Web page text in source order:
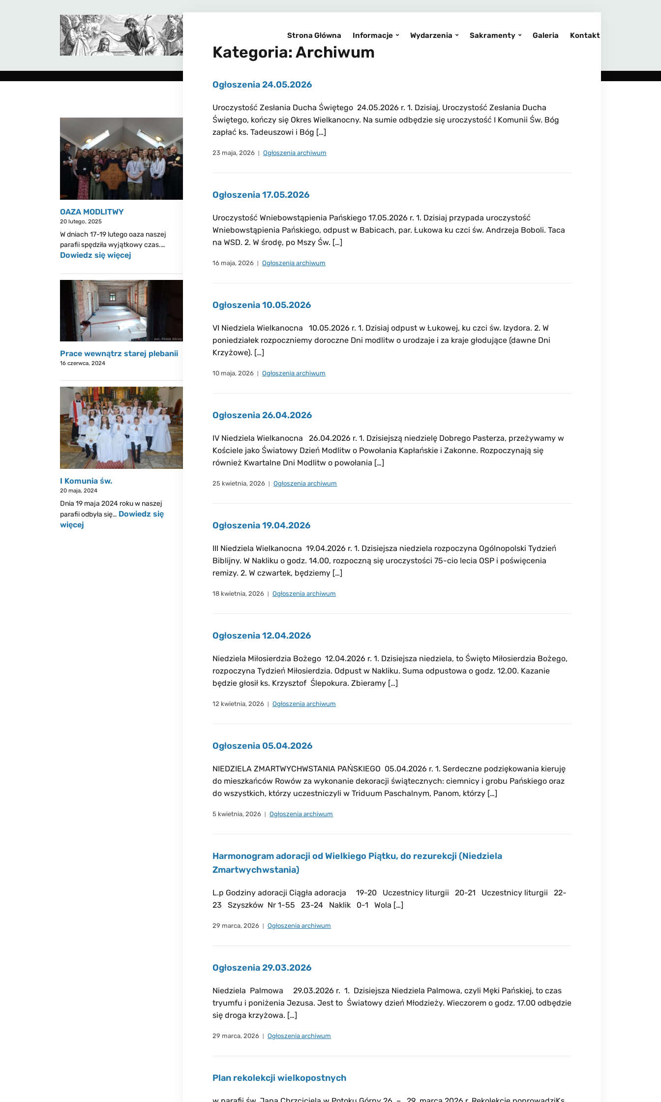
Strona Główna Informacje Wydarzenia Sakramenty Galeria Kontakt
Kategoria:Archiwum
Ogłoszenia 24.05.2026
Uroczystość Zesłania Ducha Świętego 24.05.2026 r. 1. Dzisiaj, Uroczystość Zesłania Ducha
Świętego, kończy się Okres Wielkanocny. Na sumie odbędzie się uroczystość I Komunii Św. Bóg
zapłać ks. Tadeuszowi i Bóg […]
23 maja, 2026 Ogłoszenia archiwum
Ogłoszenia 17.05.2026
Uroczystość Wniebowstąpienia Pańskiego 17.05.2026 r. 1. Dzisiaj przypada uroczystość
Wniebowstąpienia Pańskiego, odpust w Babicach, par. Łukowa ku czci św. Andrzeja Boboli. Taca
na WSD. 2. W środę, po Mszy Św. […]
16 maja, 2026 Ogłoszenia archiwum
Ogłoszenia 10.05.2026
VI Niedziela Wielkanocna 10.05.2026 r. 1. Dzisiaj odpust w Łukowej, ku czci św. Izydora. 2. W
poniedziałek rozpoczniemy doroczne Dni modlitw o urodzaje i za kraje głodujące (dawne Dni
Krzyżowe). […]
10 maja, 2026 Ogłoszenia archiwum
Ogłoszenia 26.04.2026
IV Niedziela Wielkanocna 26.04.2026 r. 1. Dzisiejszą niedzielę Dobrego Pasterza, przeżywamy w
Kościele jako Światowy Dzień Modlitw o Powołania Kapłańskie i Zakonne. Rozpoczynają się
również Kwartalne Dni Modlitw o powołania […]
25 kwietnia, 2026 Ogłoszenia archiwum
Ogłoszenia 19.04.2026
III Niedziela Wielkanocna 19.04.2026 r. 1. Dzisiejsza niedziela rozpoczyna Ogólnopolski Tydzień
Biblijny. W Nakliku o godz. 14.00, rozpoczną się uroczystości 75-cio lecia OSP i poświęcenia
remizy. 2. W czwartek, będziemy […]
18 kwietnia, 2026 Ogłoszenia archiwum
Ogłoszenia 12.04.2026
Niedziela Miłosierdzia Bożego 12.04.2026 r. 1. Dzisiejsza niedziela, to Święto Miłosierdzia Bożego,
rozpoczyna Tydzień Miłosierdzia. Odpust w Nakliku. Suma odpustowa o godz. 12.00. Kazanie
będzie głosił ks. Krzysztof Ślepokura. Zbieramy […]
12 kwietnia, 2026 Ogłoszenia archiwum
Ogłoszenia 05.04.2026
NIEDZIELA ZMARTWYCHWSTANIA PAŃSKIEGO 05.04.2026 r. 1. Serdeczne podziękowania kieruję
do mieszkańców Rowów za wykonanie dekoracji świątecznych: ciemnicy i grobu Pańskiego oraz
do wszystkich, którzy uczestniczyli w Triduum Paschalnym, Panom, którzy […]
5 kwietnia, 2026 Ogłoszenia archiwum
Harmonogram adoracji od Wielkiego Piątku, do rezurekcji (Niedziela
Zmartwychwstania)
L.p Godziny adoracji Ciągła adoracja 19-20 Uczestnicy liturgii 20-21 Uczestnicy liturgii 22-
23 Szyszków Nr 1-55 23-24 Naklik 0-1 Wola […]
29 marca, 2026 Ogłoszenia archiwum
Ogłoszenia 29.03.2026
Niedziela Palmowa 29.03.2026 r. 1. Dzisiejsza Niedziela Palmowa, czyli Męki Pańskiej, to czas
tryumfu i poniżenia Jezusa. Jest to Światowy dzień Młodzieży. Wieczorem o godz. 17.00 odbędzie
się droga krzyżowa. […]
29 marca, 2026 Ogłoszenia archiwum
Plan rekolekcji wielkopostnych
OAZA MODLITWY
20 lutego, 2025
W dniach 17-19 lutego oaza naszej
parafii spędziła wyjątkowy czas.…
Dowiedz się więcej
Prace wewnątrz starej plebanii
16 czerwca, 2024
I Komunia św.
20 maja, 2024
Dnia 19 maja 2024 roku w naszej
parafii odbyła się… Dowiedz się
więcej